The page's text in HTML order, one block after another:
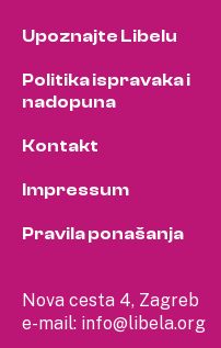
Nova cesta 4, Zagreb
e-mail: info@libela.org
Upoznajte Libelu
Politika ispravaka i
nadopuna
Kontakt
Impressum
Pravila ponašanja